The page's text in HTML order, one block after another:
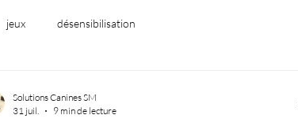
jeux désensibilisation
Solutions Canines SM
31 juil.
9 min de lecture